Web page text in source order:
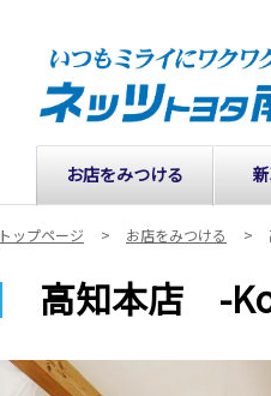
お店をみつける
トップページ お店をみつける
高知本店 -